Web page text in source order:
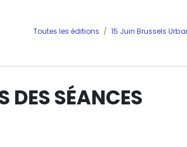
Toutes les éditions 15 Juin Brussels
SÉANCES